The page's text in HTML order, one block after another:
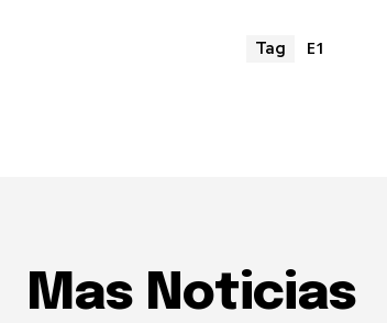
Tag E1
Mas Noticias